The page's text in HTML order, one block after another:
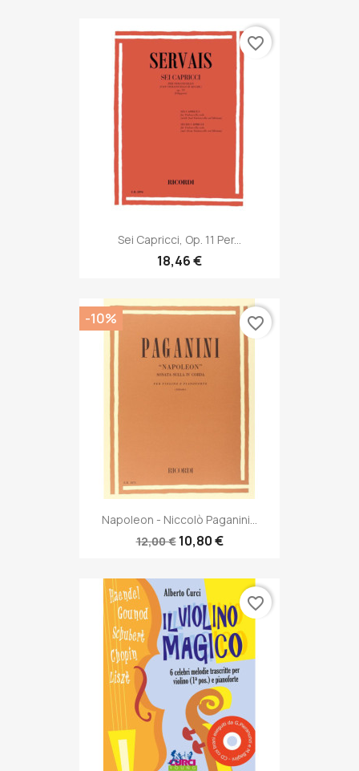
Sei Capricci, Op. 11 Per...
18,46 €
favorite_border
Napoleon - Niccolò Paganini...
12,00 € 10,80 €
-10% favorite_border
favorite_border